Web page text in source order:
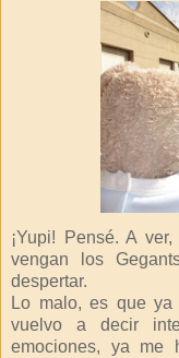
¡Yupi! Pensé. A
vengan los
despertar.
Lo malo, es que ya
vuelvo a decir
emociones, ya me